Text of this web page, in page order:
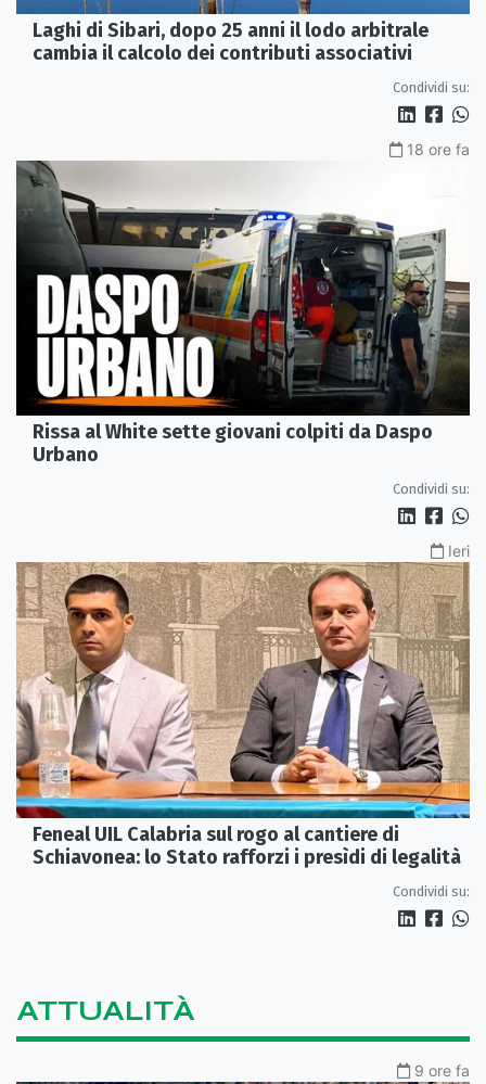
Laghi di Sibari, dopo 25 anni il lodo arbitrale
cambia il calcolo dei contributi associativi
Condividi su:
18 ore fa
Rissa al White sette giovani colpiti da Daspo
Urbano
Condividi su:
Ieri
Feneal UIL Calabria sul rogo al cantiere di
Schiavonea: lo Stato rafforzi i presìdi di legalità
Condividi su:
ATTUALITÀ
9 ore fa